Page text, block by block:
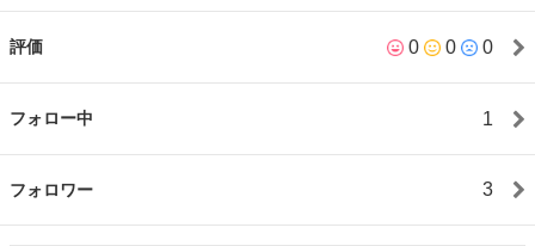
評価 0 0 0
フォロー中 1
フォロワー 3